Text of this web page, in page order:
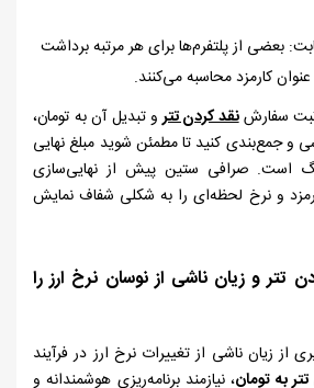
بعضی از پلتفرم‌ها برای هر مرتبه برداشت
عنوان کارمزد محاسبه می‌کنند.
ثبت سفارشنقد کردن تترو تبدیل آن به تومان،
و جمع‌بندی کنید تا مطمئن شوید مبلغ نهایی
است. صرافی ستین پیش از نهایی‌سازی
و نرخ لحظه‌ای را به شکلی شفاف نمایش
تتر و زیان ناشی از نوسان نرخ ارز را
از زیان ناشی از تغییرات نرخ ارز در فرآیند
به تومان، نیازمند برنامه‌ریزی هوشمندانه و